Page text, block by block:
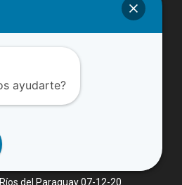
causa estragos en la navegación
babor (izquierda)...
del Paraguay 07-12-20
ayudarte?